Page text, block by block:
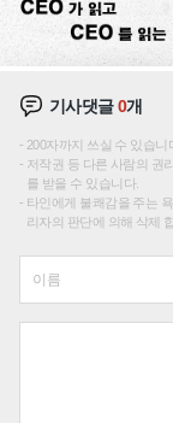
기사댓글0개
200자까지 쓰실 수 있습니
저작권 등 다른 사람의 권
를 받을 수 있습니다.
타인에게 불쾌감을 주는
리자의 판단에 의해 삭제